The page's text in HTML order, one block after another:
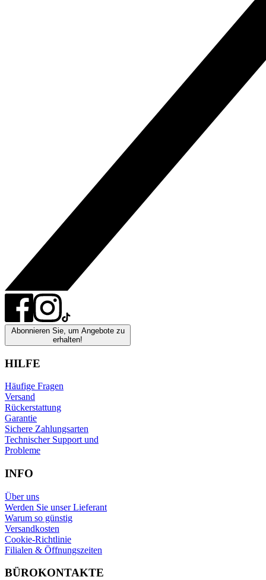
Abonnieren Sie, um Angebote zu
erhalten!
HILFE
Häufige Fragen
Versand
Rückerstattung
Garantie
Sichere Zahlungsarten
Technischer Support und
Probleme
INFO
Über uns
Werden Sie unser Lieferant
Warum so günstig
Versandkosten
Cookie-Richtlinie
Filialen & Öffnungszeiten
BÜROKONTAKTE